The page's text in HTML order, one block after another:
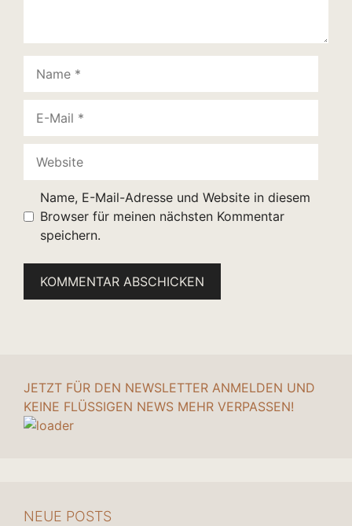
Mail
Name, E-Mail-Adresse und Website in diesem
Browser für meinen nächsten Kommentar
speichern.
JETZT FÜR DEN NEWSLETTER ANMELDEN UND
KEINE FLÜSSIGEN NEWS MEHR VERPASSEN!
NEUE POSTS